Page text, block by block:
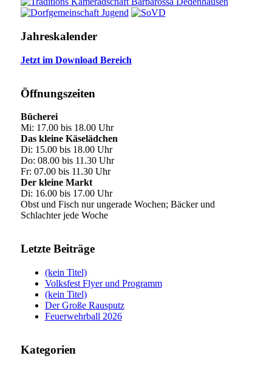
Jahreskalender
Jetzt im Download Bereich
Öffnungszeiten
Bücherei
Mi: 17.00 bis 18.00 Uhr
Das kleine Käselädchen
Di: 15.00 bis 18.00 Uhr
Do: 08.00 bis 11.30 Uhr
Fr: 07.00 bis 11.30 Uhr
Der kleine Markt
Di: 16.00 bis 17.00 Uhr
Obst und Fisch nur ungerade Wochen; Bäcker und
Schlachter jede Woche
Letzte Beiträge
(kein Titel)
Volksfest Flyer und Programm
(kein Titel)
Der Große Rausputz
Feuerwehrball 2026
Kategorien